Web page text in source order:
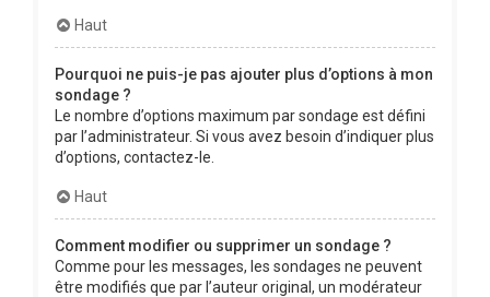
Haut
Pourquoi ne puis-je pas ajouter plus d’options à mon
sondage ?
Le nombre d’options maximum par sondage est défini
par l’administrateur. Si vous avez besoin d’indiquer plus
d’options, contactez-le.
Haut
Comment modifier ou supprimer un sondage ?
Comme pour les messages, les sondages ne peuvent
être modifiés que par l’auteur original, un modérateur